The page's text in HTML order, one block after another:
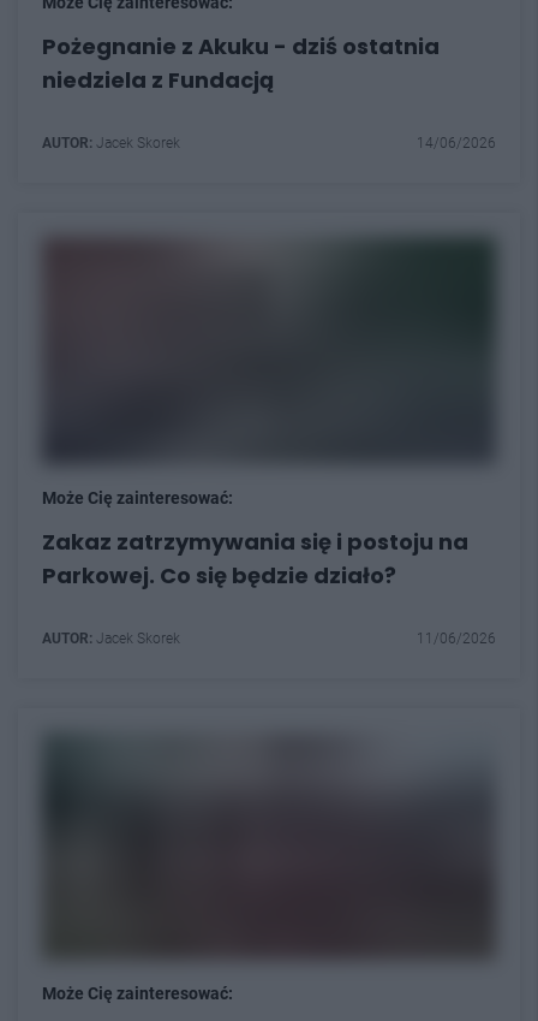
Pożegnanie z Akuku - dziś ostatnia
niedziela z Fundacją
AUTOR: Jacek Skorek 14/06/2026
Może Cię zainteresować:
Zakaz zatrzymywania się i postoju na
Parkowej. Co się będzie działo?
AUTOR: Jacek Skorek 11/06/2026
Może Cię zainteresować: